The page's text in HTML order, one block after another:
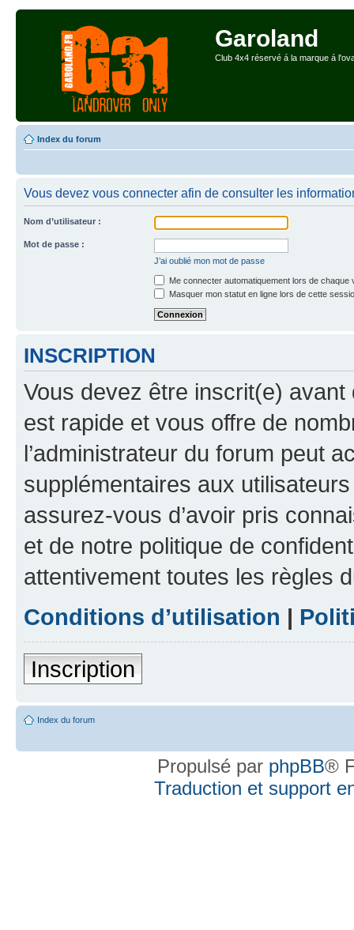
Garoland
Club 4x4 réservé á la marque á
Index du forum
Vous devez vous connecter afin de consulter les
Nom d’utilisateur :
Mot de passe :
J’ai oublié mon mot de passe
Me connecter automatiquement lors de chaque
Masquer mon statut en ligne lors de cette
INSCRIPTION
Vous devez être inscrit(e) avant
est rapide et vous offre de
l’administrateur du forum peut
supplémentaires aux
assurez-vous d’avoir pris
et de notre politique de
attentivement toutes les règles
Conditions d’utilisation |
Inscription
Index du forum
Propulsé par phpBB®
Traduction et support